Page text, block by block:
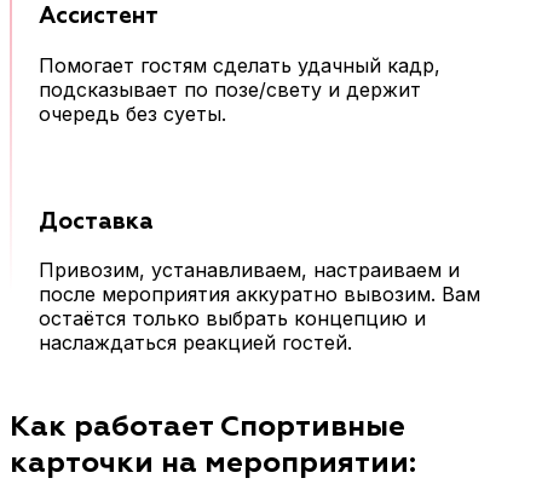
Ассистент
Помогает гостям сделать удачный кадр,
подсказывает по позе/свету и держит
очередь без суеты.
Доставка
Привозим, устанавливаем, настраиваем и
после мероприятия аккуратно вывозим. Вам
остаётся только выбрать концепцию и
наслаждаться реакцией гостей.
Как работает Спортивные
карточки на мероприятии: